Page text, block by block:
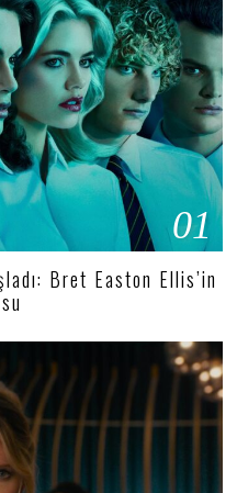
01
Bret Easton Ellis’in